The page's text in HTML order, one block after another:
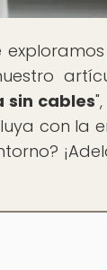
sin cables
con la